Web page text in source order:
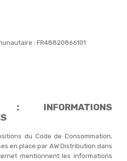
: FR48820866101
INFORMATIONS
du Code de Consommation,
en place par AW Distribution dans
mentionnent les informations